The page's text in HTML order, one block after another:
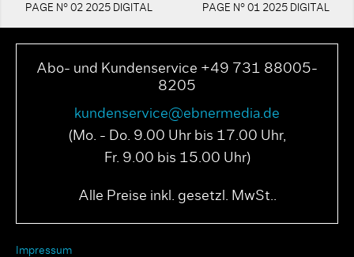
PAGE N° 02 2025 DIGITAL PAGE N° 01 2025 DIGITAL
Abo- und Kundenservice +49 731 88005-
8205
kundenservice@ebnermedia.de
(Mo. - Do. 9.00 Uhr bis 17.00 Uhr,
Fr. 9.00 bis 15.00 Uhr)
Alle Preise inkl. gesetzl. MwSt..
Impressum